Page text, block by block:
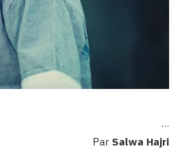
…
Par Salwa Hajri